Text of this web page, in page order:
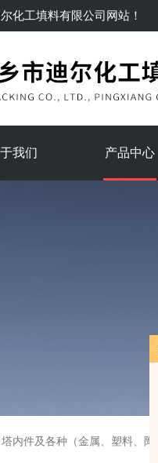
化工填料有限公司网站！
我们 产品中心
内件及各种（金属、塑料、陶